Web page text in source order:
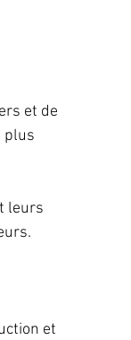
et de
plus
leurs
et